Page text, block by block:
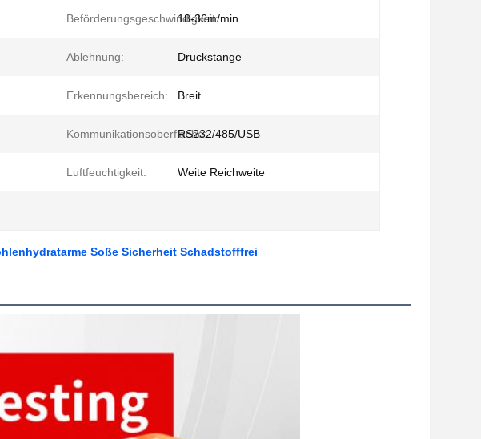
Beförderungsgeschwindigkeit:
18-36m/min
Ablehnung: Druckstange
Erkennungsbereich: Breit
Kommunikationsoberfläche:RS232/485/USB
Luftfeuchtigkeit: Weite Reichweite
Soße Sicherheit Schadstofffrei